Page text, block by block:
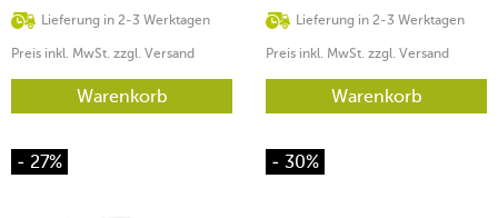
Lieferung in 2-3 Werktagen
Preis inkl. MwSt. zzgl. Versand
Warenkorb
Lieferung in 2-3 Werktagen
Preis inkl. MwSt. zzgl. Versand
Warenkorb
- 27% - 30%